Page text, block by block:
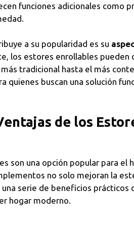
funciones adicionales como
a su popularidad es su
los estores enrollables
tradicional hasta el más
quienes buscan una solución
de los
son una opción popular para el
no solo mejoran la
serie de beneficios prácticos
hogar moderno.